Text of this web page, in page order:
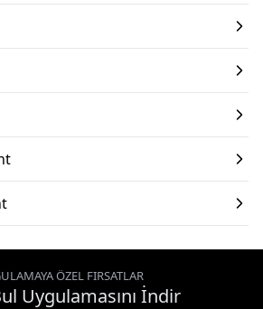
ÖZEL FIRSATLAR
Uygulamasını İndir